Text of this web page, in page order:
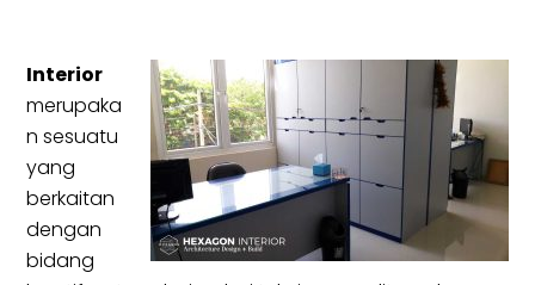
Interior
merupaka
n sesuatu
yang
berkaitan
dengan
bidang